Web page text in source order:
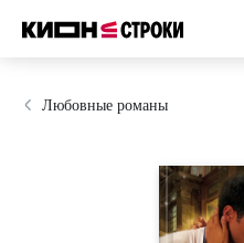
Любовные романы